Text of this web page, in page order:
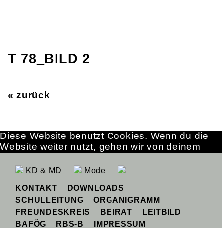
T 78_BILD 2
« zurück
KD & MD Mode
KONTAKT
DOWNLOADS
SCHULLEITUNG
ORGANIGRAMM
FREUNDESKREIS
BEIRAT
LEITBILD
BAFÖG
RBS-B IMPRESSUM
Diese Website benutzt Cookies. Wenn du die
Website weiter nutzt, gehen wir von deinem